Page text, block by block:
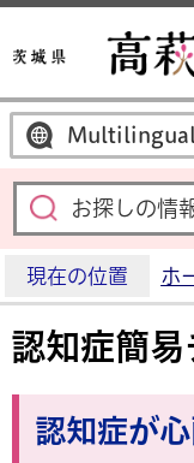
Multilingual
現在の位置 ホ
認知症簡易
認知症が